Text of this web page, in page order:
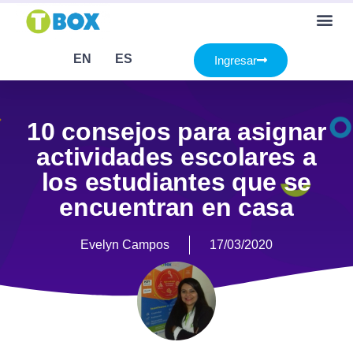
EN ES Ingresar
10 consejos para asignar
actividades escolares a
los estudiantes que se
encuentran en casa
Evelyn Campos 17/03/2020